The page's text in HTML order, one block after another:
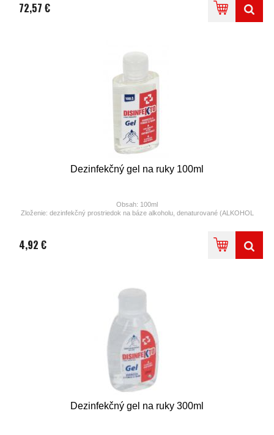
72,57 €
Dezinfekčný gel na ruky 100ml
Obsah: 100ml
Zloženie: dezinfekčný prostriedok na báze alkoholu, denaturované (ALKOHOL
4,92 €
Dezinfekčný gel na ruky 300ml